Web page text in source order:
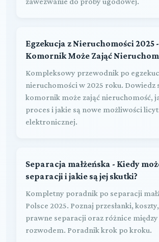
Egzekucja z Nieruchomości 2025
Komornik Może Zająć
Kompleksowy przewodnik po
nieruchomości w 2025 roku. Dowiedz
komornik może zająć nieruchomość,
proces i jakie są nowe możliwości
elektronicznej.
Separacja małżeńska - Kiedy
separacji i jakie są jej skutki?
Kompletny poradnik po separacji
Polsce 2025. Poznaj przesłanki,
prawne separacji oraz różnice między
rozwodem. Poradnik krok po kroku.